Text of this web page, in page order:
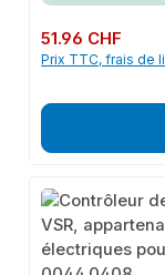
Prix régulier :
51.96 CHF
Prix TTC, frais de